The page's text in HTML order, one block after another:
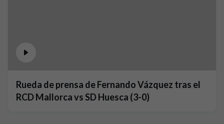
Rueda de prensa de Fernando Vázquez tras el
RCD Mallorca vs SD Huesca (3-0)